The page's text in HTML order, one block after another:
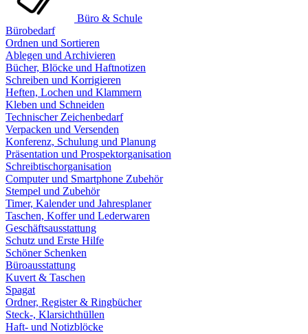
Büro & Schule
Bürobedarf
Ordnen und Sortieren
Ablegen und Archivieren
Bücher, Blöcke und Haftnotizen
Schreiben und Korrigieren
Heften, Lochen und Klammern
Kleben und Schneiden
Technischer Zeichenbedarf
Verpacken und Versenden
Konferenz, Schulung und Planung
Präsentation und Prospektorganisation
Schreibtischorganisation
Computer und Smartphone Zubehör
Stempel und Zubehör
Timer, Kalender und Jahresplaner
Taschen, Koffer und Lederwaren
Geschäftsausstattung
Schutz und Erste Hilfe
Schöner Schenken
Büroausstattung
Kuvert & Taschen
Spagat
Ordner, Register & Ringbücher
Steck-, Klarsichthüllen
Haft- und Notizblöcke